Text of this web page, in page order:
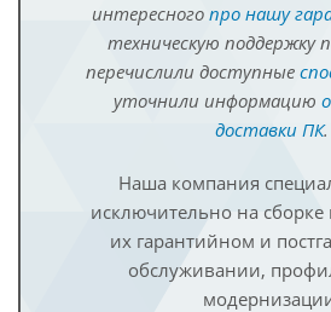
интересного про нашу
техническую поддержку
перечислили доступные
уточнили информацию
доставки ПК.
Наша компания
исключительно на
их гарантийном и
обслуживании,